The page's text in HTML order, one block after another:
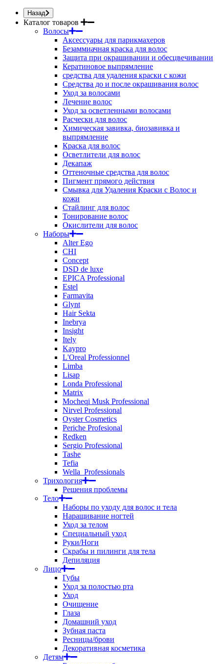
Назад
Каталог товаров
Волосы
Аксессуары для парикмахеров
Безаммиачная краска для волос
Защита при окрашивании и обесцвечивании
Кератиновое выпрямление
средства для удаления краски с кожи
Средства до и после окрашивания волос
Уход за волосами
Лечение волос
Уход за осветленными волосами
Расчески для волос
Химическая завивка, биозавивка и
выпрямление
Краска для волос
Осветлители для волос
Декапаж
Оттеночные средства для волос
Пигмент прямого действия
Смывка для Удаления Краски с Волос и
кожи
Стайлинг для волос
Тонирование волос
Окислители для волос
Наборы
Alter Ego
CHI
Concept
DSD de luxe
EPICA Professional
Estel
Farmavita
Glynt
Hair Sekta
Inebrya
Insight
Itely
Kaypro
L'Oreal Professionnel
Limba
Lisap
Londa Professional
Matrix
Mocheqi Musk Professional
Nirvel Professional
Oyster Cosmetics
Periche Profesional
Redken
Sergio Professional
Tashe
Tefia
Wella_Professionals
Трихология
Решения проблемы
Тело
Наборы по уходу для волос и тела
Наращивание ногтей
Уход за телом
Специальный уход
Руки/Ноги
Скрабы и пилинги для тела
Депиляция
Лицо
Губы
Уход за полостью рта
Уход
Очищение
Глаза
Домашний уход
Зубная паста
Ресницы/брови
Декоративная косметика
Детям